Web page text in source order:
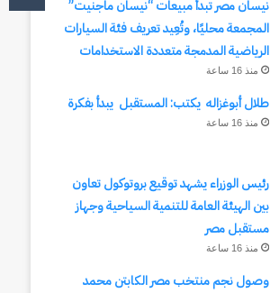
نيسان مصر تبدأ مبيعات “نيسان ماجنيت”
المجمعة محليًا، وتُعِيد تعريف فئة السيارات
الرياضية المدمجة متعددة الاستخدامات
منذ 16 ساعة
طلال أبوغزاله يكتب: المستقبل يبدأ بفكرة
منذ 16 ساعة
رئيس الوزراء يشهد توقيع بروتوكول تعاون
بين الهيئة العامة للتنمية السياحية وجهاز
مستقبل مصر
منذ 16 ساعة
وصول نجم منتخب مصر الكابتن محمد